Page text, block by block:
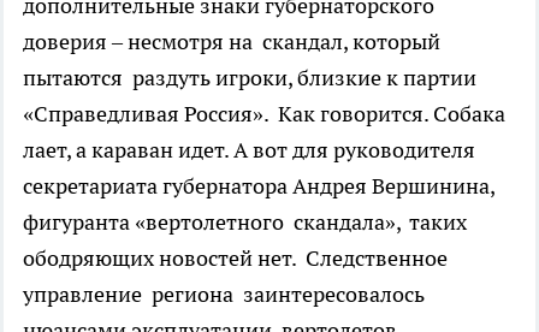
доверия – несмотря на скандал, который
пытаются раздуть игроки, близкие к партии
«Справедливая Россия». Как говорится. Собака
лает, а караван идет. А вот для руководителя
секретариата губернатора Андрея Вершинина,
фигуранта «вертолетного скандала», таких
ободряющих новостей нет. Следственное
управление региона заинтересовалось